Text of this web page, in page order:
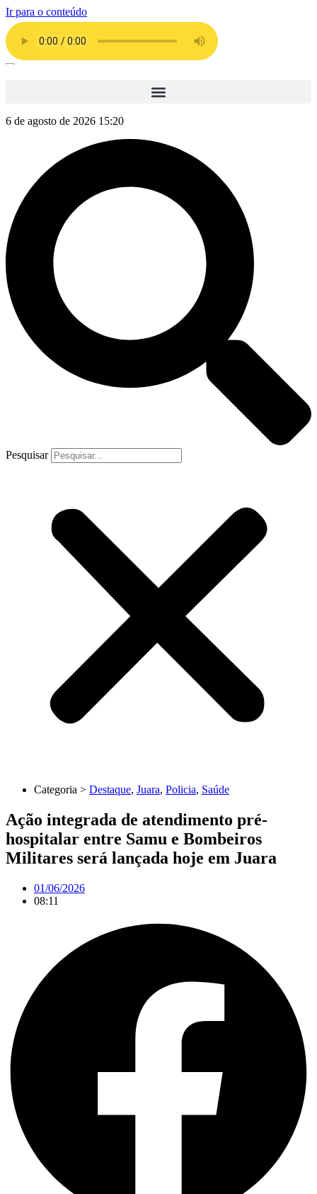
Ir para o conteúdo
6 de agosto de 2026 15:20
Pesquisar
Categoria > Destaque, Juara, Policia, Saúde
Ação integrada de atendimento pré-
hospitalar entre Samu e Bombeiros
Militares será lançada hoje em Juara
01/06/2026
08:11